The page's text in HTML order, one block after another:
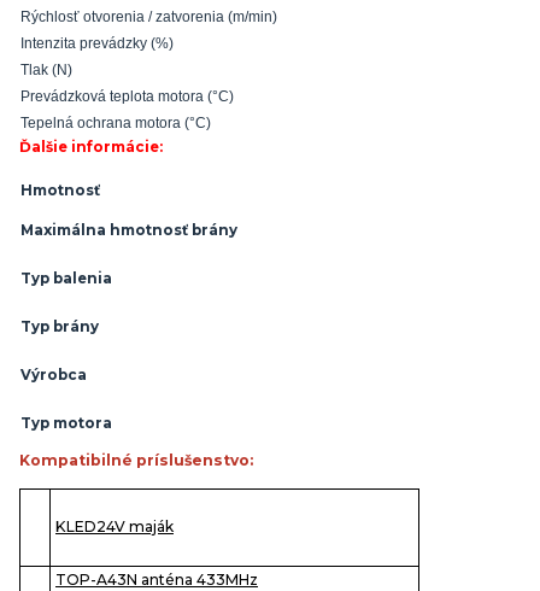
Rýchlosť otvorenia / zatvorenia (m/min)
Intenzita prevádzky (%)
Tlak (N)
Prevádzková teplota motora (°C)
Tepelná ochrana motora (°C)
Ďalšie informácie:
Hmotnosť
Maximálna hmotnosť brány
Typ balenia
Typ brány
Výrobca
Typ motora
Kompatibilné príslušenstvo:
KLED24V maják
TOP-A43N anténa 433MHz